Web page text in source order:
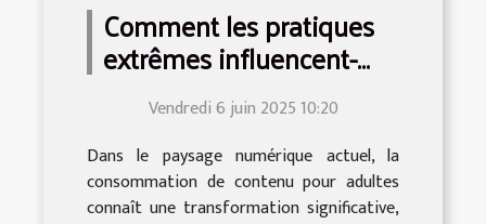
Comment les pratiques
extrêmes influencent-
elles la consommation de
contenu pour adultes ?
Vendredi 6 juin 2025 10:20
Dans le paysage numérique actuel, la
consommation de contenu pour adultes
connaît une transformation significative,